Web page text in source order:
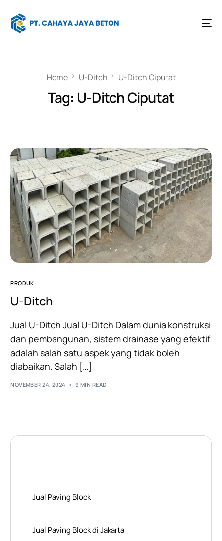
Home U-Ditch U-Ditch Ciputat
Tag: U-Ditch Ciputat
PRODUK
U-Ditch
Jual U-Ditch Jual U-Ditch Dalam dunia konstruksi
dan pembangunan, sistem drainase yang efektif
adalah salah satu aspek yang tidak boleh
diabaikan. Salah […]
NOVEMBER 24, 2024 9 MIN READ
Jual Paving Block
Jual Paving Block di Jakarta